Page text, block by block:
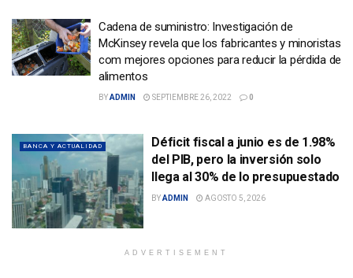
Cadena de suministro: Investigación de
McKinsey revela que los fabricantes y minoristas
com mejores opciones para reducir la pérdida de
alimentos
BYADMIN SEPTIEMBRE 26, 2022 0
BANCA Y ACTUALIDAD
Déficit fiscal a junio es de 1.98%
del PIB, pero la inversión solo
llega al 30% de lo presupuestado
BYADMIN AGOSTO 5, 2026
ADVERTISEMENT